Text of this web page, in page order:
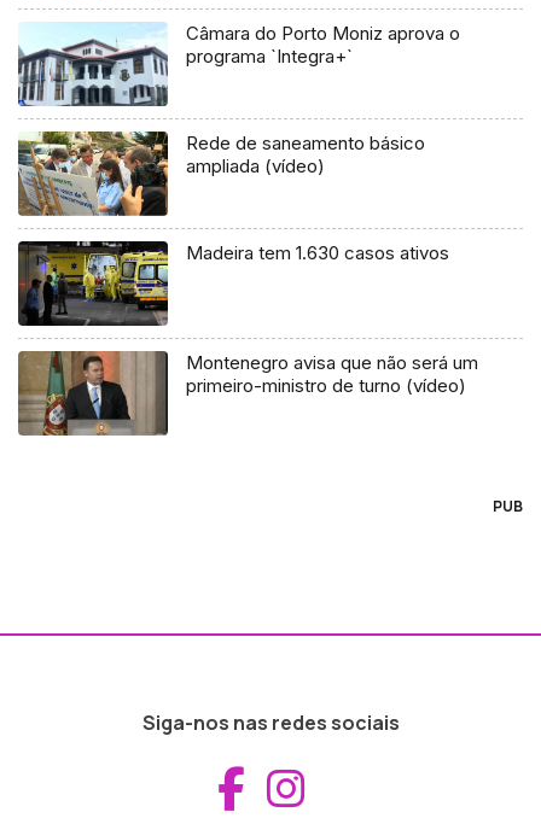
Câmara do Porto Moniz aprova o
programa `Integra+`
Rede de saneamento básico
ampliada (vídeo)
Madeira tem 1.630 casos ativos
Montenegro avisa que não será um
primeiro-ministro de turno (vídeo)
PUB
Siga-nos nas redes sociais
Aceder ao